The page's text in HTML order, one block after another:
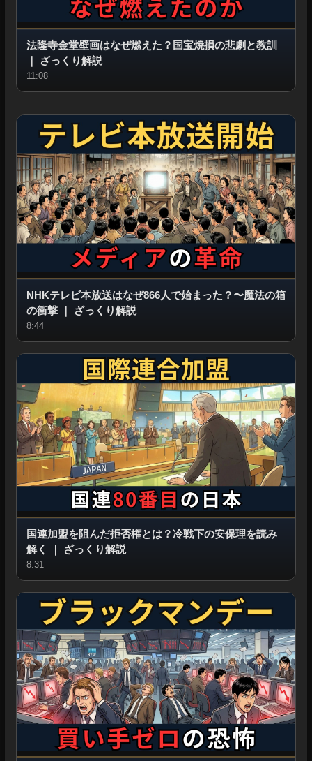
法隆寺金堂壁画はなぜ燃えた？国宝焼損の悲劇と教訓
｜
ざっくり解説
11:08
NHKテレビ本放送はなぜ866人で始まった？〜魔法の箱
の衝撃｜ ざっくり解説
8:44
国連加盟を阻んだ拒否権とは？冷戦下の安保理を読み
解く
｜ ざっくり解説
8:31